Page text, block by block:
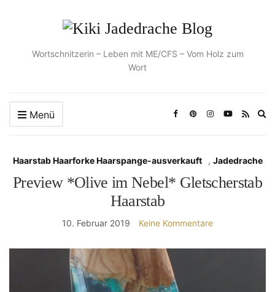
Wortschnitzerin – Leben mit ME/CFS – Vom Holz zum
Wort
Menü
Haarstab Haarforke Haarspange-ausverkauft , Jadedrache
Preview *Olive im Nebel* Gletscherstab
Haarstab
10. Februar 2019 Keine Kommentare